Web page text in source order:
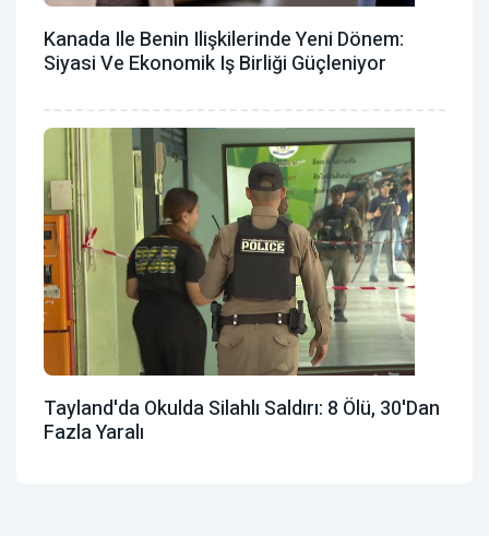
Kanada Ile Benin Ilişkilerinde Yeni Dönem:
Siyasi Ve Ekonomik Iş Birliği Güçleniyor
Tayland'da Okulda Silahlı Saldırı: 8 Ölü, 30'dan
Fazla Yaralı